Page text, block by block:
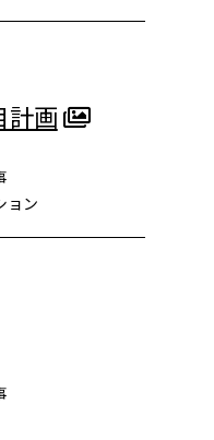
計画
ョン